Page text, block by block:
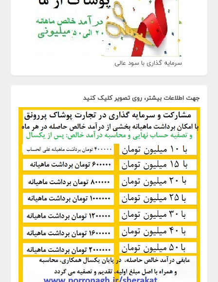
سرمایه گذاری با سود عالی
جهت اطلاعات بیشتر، روی تصویر کلیک کنید